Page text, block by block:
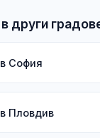
други
София
Пловдив